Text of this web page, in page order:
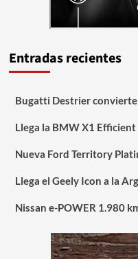
Entradas recientes
Bugatti Destrier
Llega la BMW X1
Nueva Ford Territory
Llega el Geely Icon a la
Nissan e-POWER 1.980